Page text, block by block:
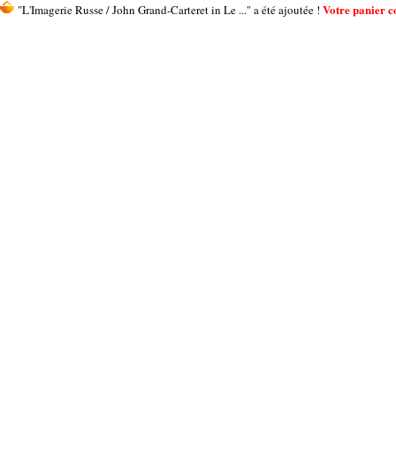
"L'Imagerie Russe / John Grand-Carteret in Le ..." a été ajoutée ! Votre panier